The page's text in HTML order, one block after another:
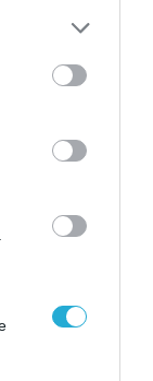
more Google
may click to
party tags to
below Google
ανάρτηση